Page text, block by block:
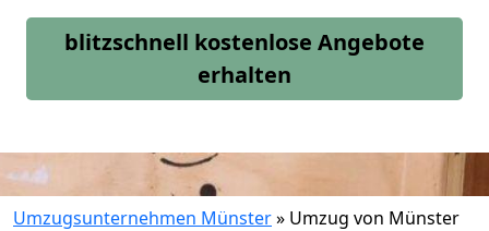
blitzschnell kostenlose Angebote
erhalten
Umzugsunternehmen Münster» Umzug von Münster